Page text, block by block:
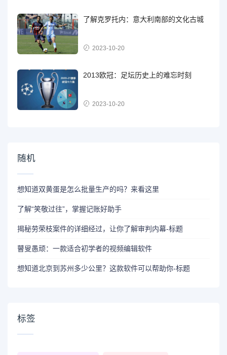
了解克罗托内：意大利南部的文化古城
2023-10-20
2013欧冠：足坛历史上的难忘时刻
2023-10-20
随机
想知道双黄蛋是怎么批量生产的吗？来看这里
了解“笑敬过往”，掌握记账好助手
揭秘劳荣枝案件的详细经过，让你了解审判内幕-标题
瞽叟愚顽：一款适合初学者的视频编辑软件
想知道北京到苏州多少公里？这款软件可以帮助你-标题
标签